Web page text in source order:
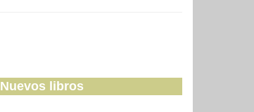
Nuevos libros